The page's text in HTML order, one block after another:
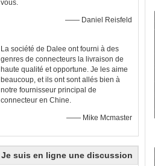
vous.
—— Daniel Reisfeld
La société de Dalee ont fourni à des
genres de connecteurs la livraison de
haute qualité et opportune. Je les aime
beaucoup, et ils ont sont allés bien à
notre fournisseur principal de
connecteur en Chine.
—— Mike Mcmaster
Je suis en ligne une discussion